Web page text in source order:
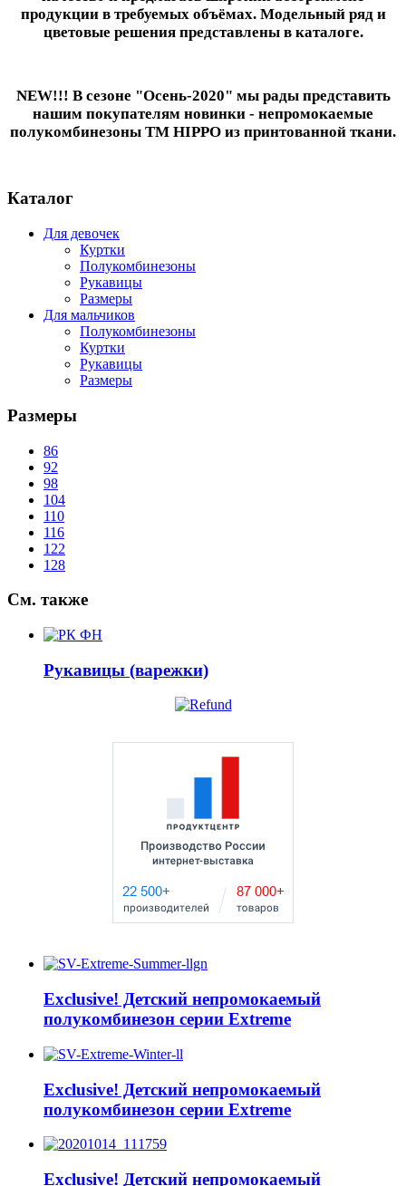
продукции в требуемых объёмах. Модельный ряд и
цветовые решения представлены в каталоге.
NEW!!! В сезоне "Осень-2020" мы рады представить
нашим покупателям новинки - непромокаемые
полукомбинезоны ТМ HIPPO из принтованной ткани.
Каталог
Для девочек
Куртки
Полукомбинезоны
Рукавицы
Размеры
Для мальчиков
Полукомбинезоны
Куртки
Рукавицы
Размеры
Размеры
86
92
98
104
110
116
122
128
См. также
Рукавицы (варежки)
Exclusive! Детский непромокаемый
полукомбинезон серии Extreme
Exclusive! Детский непромокаемый
полукомбинезон серии Extreme
Exclusive! Детский непромокаемый